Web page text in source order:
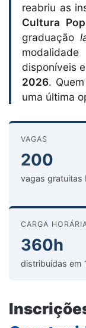
reabriu as
Cultura
graduação
disponíveis
2026.
uma última
VAGAS
200
vagas gratuitas
CARGA
360h
distribuídas em